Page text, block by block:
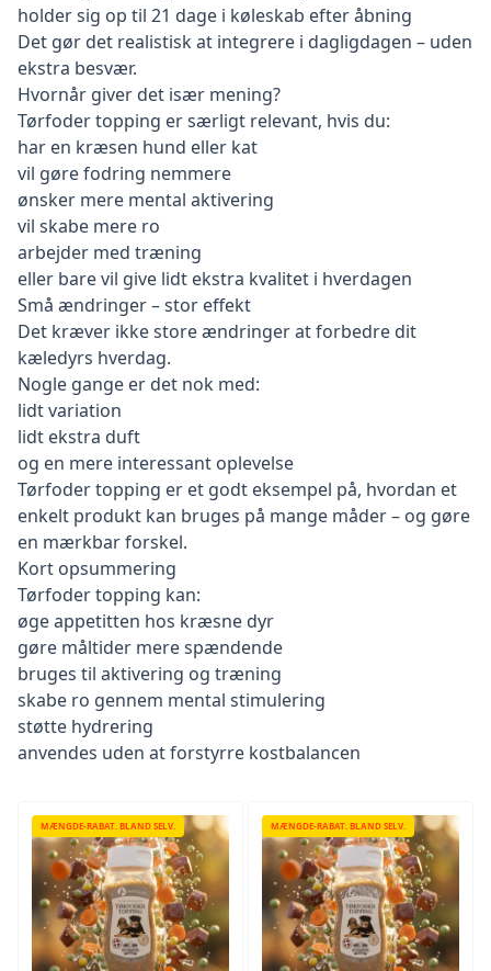
holder sig op til 21 dage i køleskab efter åbning
Det gør det realistisk at integrere i dagligdagen – uden
ekstra besvær.
Hvornår giver det især mening?
Tørfoder topping er særligt relevant, hvis du:
har en kræsen hund eller kat
vil gøre fodring nemmere
ønsker mere mental aktivering
vil skabe mere ro
arbejder med træning
eller bare vil give lidt ekstra kvalitet i hverdagen
Små ændringer – stor effekt
Det kræver ikke store ændringer at forbedre dit
kæledyrs hverdag.
Nogle gange er det nok med:
lidt variation
lidt ekstra duft
og en mere interessant oplevelse
Tørfoder topping er et godt eksempel på, hvordan et
enkelt produkt kan bruges på mange måder – og gøre
en mærkbar forskel.
Kort opsummering
Tørfoder topping kan:
øge appetitten hos kræsne dyr
gøre måltider mere spændende
bruges til aktivering og træning
skabe ro gennem mental stimulering
støtte hydrering
anvendes uden at forstyrre kostbalancen
MÆNGDE-RABAT. BLAND SELV. MÆNGDE-RABAT. BLAND SELV.